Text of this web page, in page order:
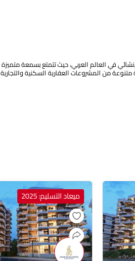
في العالم العربي، حيث تتمتع بسمعة متميزة
من المشروعات العقارية السكنية والتجارية
ميعاد التسليم: 2025